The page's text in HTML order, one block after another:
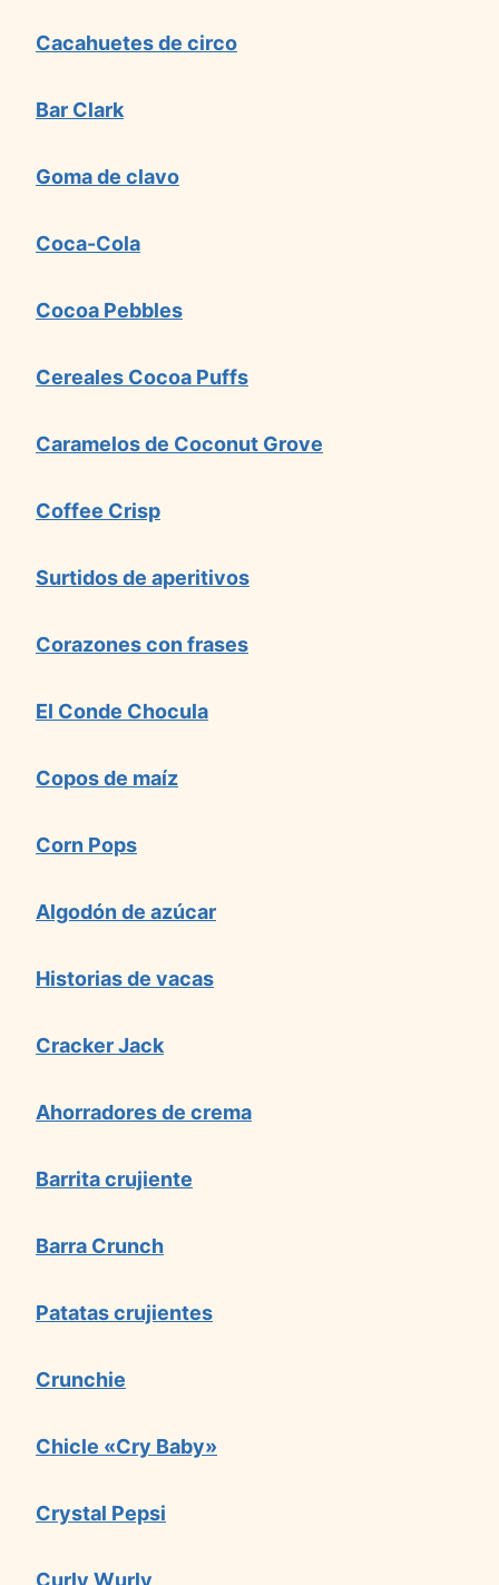
Cacahuetes de circo
Bar Clark
Goma de clavo
Coca-Cola
Cocoa Pebbles
Cereales Cocoa Puffs
Caramelos de Coconut Grove
Coffee Crisp
Surtidos de aperitivos
Corazones con frases
El Conde Chocula
Copos de maíz
Corn Pops
Algodón de azúcar
Historias de vacas
Cracker Jack
Ahorradores de crema
Barrita crujiente
Barra Crunch
Patatas crujientes
Crunchie
Chicle «Cry Baby»
Crystal Pepsi
Curly Wurly